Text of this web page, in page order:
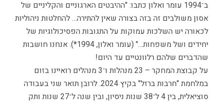
ב־1994 עומר ואלון כתבו: "ההיבטים הארגוניים והקליניים של
אסון משולבים זה בזה בצורה שאין להתירה… להחלטות ניהוליות
לכאורה יש השלכות עמוקות על התגובות הפסיכולוגיות של
יחידים ושל משפחות…" (עומר ואלון, 1994*). אנחנו חושבות
שהדברים שלהם רלוונטיים עד היום!
על קבוצת המחקר – 23 מנהלות ו־3 מנהלים רואיינו בזום
במלחמת "חרבות ברזל" בקיץ 2024. לרובן תואר שני בעבודה
סוציאלית, בין 4 ל־38 שנות ניסיון, ובין שנה ל־27 שנות ותק